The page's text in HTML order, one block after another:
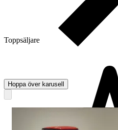
Toppsäljare
Hoppa över karusell